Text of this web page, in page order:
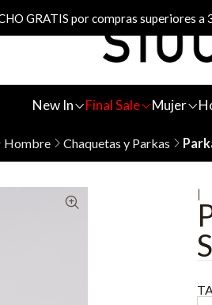
New In Final Sale Mujer
GRATIS por compras superiores
Hombre Chaquetas y Parkas
|